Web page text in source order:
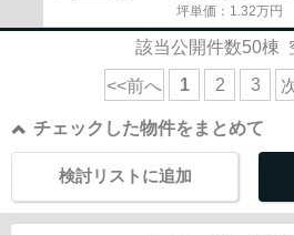
坪単価： 1.32万円
該当公開件数50棟
<<前へ 1 2 3
チェックした物件をまとめて
検討リストに追加